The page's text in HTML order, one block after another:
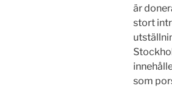
är
stort
som